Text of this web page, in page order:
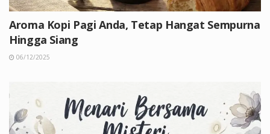
Aroma Kopi Pagi Anda, Tetap Hangat Sempurna
Hingga Siang
06/12/2025